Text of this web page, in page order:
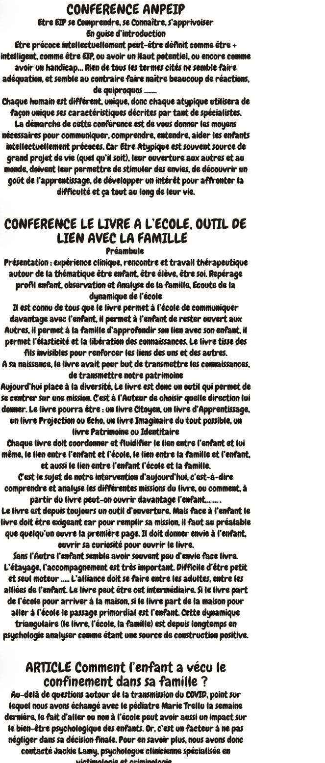
CONFERENCE ANPEIP
Etre EIP se Comprendre, se Connaître, s’apprivoiser
En guise d’introduction
Etre précoce intellectuellement peut-être définit comme être +
intelligent, comme être EIP, ou avoir un Haut potentiel, ou encore comme
avoir un handicap… Rien de tous les termes cités ne semble faire
adéquation, et semble au contraire faire naître beaucoup de réactions,
de quiproquos …….
Chaque humain est différent, unique, donc chaque atypique utilisera de
façon unique ses caractéristiques décrites par tant de spécialistes.
La démarche de cette conférence est de vous donner les moyens
nécessaires pour communiquer, comprendre, entendre, aider les enfants
intellectuellement précoces. Car Etre Atypique est souvent source de
grand projet de vie (quel qu’il soit), leur ouverture aux autres et au
monde, doivent leur permettre de stimuler des envies, de découvrir un
goût de l’apprentissage, de développer un intérêt pour affronter la
difficulté et ça tout au long de leur vie.
CONFERENCE LE LIVRE A L’ECOLE, OUTIL DE
LIEN AVEC LA FAMILLE
Préambule
Présentation : expérience clinique, rencontre et travail thérapeutique
autour de la thématique être enfant, être élève, être soi. Repérage
profil enfant, observation et Analyse de la famille, Ecoute de la
dynamique de l’école
Il est connu de tous que le livre permet à l’école de communiquer
davantage avec l’enfant, il permet à l’enfant de rester ouvert aux
Autres, il permet à la famille d’approfondir son lien avec son enfant, il
permet l’élasticité et la libération des connaissances. Le livre tisse des
fils invisibles pour renforcer les liens des uns et des autres.
A sa naissance, le livre avait pour but de transmettre les connaissances,
de transmettre notre patrimoine
Aujourd’hui place à la diversité, Le livre est donc un outil qui permet de
se centrer sur une mission. C’est à l’Auteur de choisir quelle direction lui
donner. Le livre pourra être : un livre Citoyen, un livre d’Apprentissage,
un livre Projection ou Echo, un livre Imaginaire du tout possible, un
livre Patrimoine ou Identitaire
Chaque livre doit coordonner et fluidifier le lien entre l’enfant et lui
même, le lien entre l’enfant et l’école, le lien entre la famille et l’enfant,
et aussi le lien entre l’enfant l’école et la famille.
C’est le sujet de notre intervention d’aujourd’hui, c’est-à-dire
comprendre et analyse les différentes missions du livre, ou comment, à
partir du livre peut-on ouvrir davantage l’enfant… … .
Le livre est depuis toujours un outil d’ouverture. Mais face à l’enfant le
livre doit être exigeant car pour remplir sa mission, il faut au préalable
que quelqu’un ouvre la première page. Il doit donner envie à l’enfant,
ouvrir sa curiosité pour ouvrir le livre.
Sans l’Autre l’enfant semble avoir souvent peu d’envie face livre.
L’étayage, l’accompagnement est très important. Difficile d’être petit
et seul moteur ….. L’alliance doit se faire entre les adultes, entre les
alliées de l’enfant. Le livre peut être cet intermédiaire. Si le livre part
de l’école pour arriver à la maison, si le livre part de la maison pour
aller à l’école le passage primordial est l’enfant. Cette dynamique
triangulaire (le livre, l’école, la famille) est depuis longtemps en
psychologie analyser comme étant une source de construction positive.
ARTICLE Comment l’enfant a vécu le
confinement dans sa famille ?
Au-delà de questions autour de la transmission du COVID, point sur
lequel nous avons échangé avec le pédiatre Marie Trellu la semaine
dernière, le fait d’aller ou non à l’école peut avoir aussi un impact sur
le bien-être psychologique des enfants. Or, c’est un facteur à ne pas
négliger dans sa décision finale. Pour en savoir plus, nous avons donc
contacté Jackie Lamy, psychologue clinicienne spécialisée en